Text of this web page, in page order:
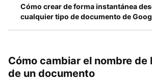
Cómo crear de forma instantánea
cualquier tipo de documento de
Cómo cambiar el nombre de
de un documento